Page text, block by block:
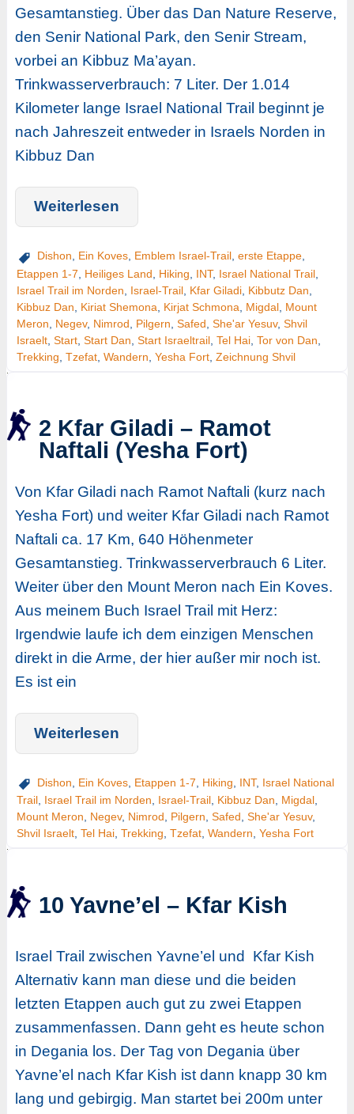
Gesamtanstieg. Über das Dan Nature Reserve,
den Senir National Park, den Senir Stream,
vorbei an Kibbuz Ma’ayan.
Trinkwasserverbrauch: 7 Liter. Der 1.014
Kilometer lange Israel National Trail beginnt je
nach Jahreszeit entweder in Israels Norden in
Kibbuz Dan
Weiterlesen
Dishon, Ein Koves, Emblem Israel-Trail, erste Etappe,
Etappen 1-7
Heiliges Land Hiking INT, Israel National Trail,
Israel Trail im Norden
Israel-Trail, Kfar Giladi, Kibbutz Dan
Kibbuz Dan
Kiriat Shemona Kirjat Schmona Migdal, Mount
Meron
Negev, Nimrod Pilgern Safed She'ar Yesuv, Shvil
Israelt, Start, Start Dan Start Israeltrail, Tel Hai, Tor von Dan
Trekking Tzefat, Wandern Yesha Fort, Zeichnung Shvil
2 Kfar Giladi – Ramot
Naftali (Yesha Fort)
Von Kfar Giladi nach Ramot Naftali (kurz nach
Yesha Fort) und weiter Kfar Giladi nach Ramot
Naftali ca. 17 Km, 640 Höhenmeter
Gesamtanstieg. Trinkwasserverbrauch 6 Liter.
Weiter über den Mount Meron nach Ein Koves.
Aus meinem Buch Israel Trail mit Herz:
Irgendwie laufe ich dem einzigen Menschen
direkt in die Arme, der hier außer mir noch ist.
Es ist ein
Weiterlesen
Dishon Ein Koves, Etappen 1-7 Hiking INT, Israel National
Trail, Israel Trail im Norden Israel-Trail, Kibbuz Dan Migdal,
Mount Meron
Negev, Nimrod Pilgern Safed She'ar Yesuv,
Shvil Israelt, Tel Hai, Trekking Tzefat, Wandern Yesha Fort
10 Yavne’el – Kfar Kish
Israel Trail zwischen Yavne’el und Kfar Kish
Alternativ kann man diese und die beiden
letzten Etappen auch gut zu zwei Etappen
zusammenfassen. Dann geht es heute schon
in Degania los. Der Tag von Degania über
Yavne’el nach Kfar Kish ist dann knapp 30 km
lang und gebirgig. Man startet bei 200m unter